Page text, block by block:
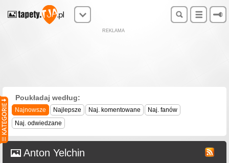
REKLAMA
Poukładaj według:
Najnowsze Najlepsze Naj. komentowane
Naj. fanów
Naj. odwiedzane
Anton Yelchin